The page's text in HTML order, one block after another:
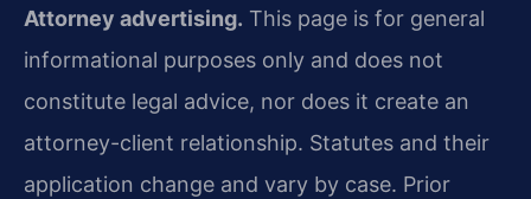
Attorney advertising. This page is for general
informational purposes only and does not
constitute legal advice, nor does it create an
attorney-client relationship. Statutes and their
application change and vary by case. Prior